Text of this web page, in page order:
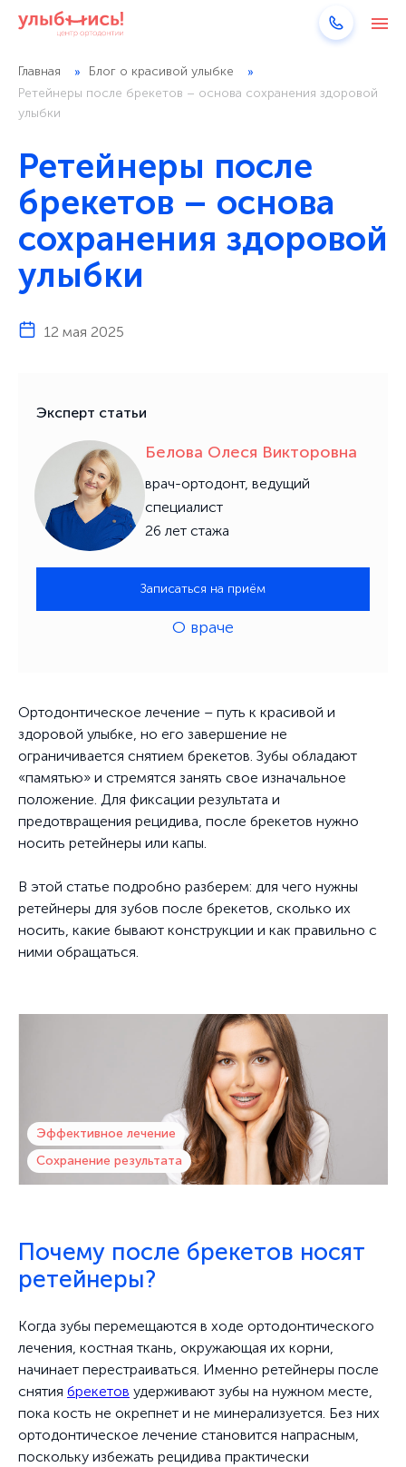
Главная
Блог о красивой улыбке
Ретейнеры после брекетов – основа сохранения здоровой
улыбки
Ретейнеры после
брекетов – основа
сохранения здоровой
улыбки
12 мая 2025
Эксперт статьи
Белова Олеся Викторовна
врач-ортодонт, ведущий
специалист
26 лет стажа
Записаться на приём
О враче
Ортодонтическое лечение – путь к красивой и
здоровой улыбке, но его завершение не
ограничивается снятием брекетов. Зубы обладают
«памятью» и стремятся занять свое изначальное
положение. Для фиксации результата и
предотвращения рецидива, после брекетов нужно
носить ретейнеры или капы.
В этой статье подробно разберем: для чего нужны
ретейнеры для зубов после брекетов, сколько их
носить, какие бывают конструкции и как правильно с
ними обращаться.
Эффективное лечение
Сохранение результата
Почему после брекетов носят
ретейнеры?
Когда зубы перемещаются в ходе ортодонтического
лечения, костная ткань, окружающая их корни,
начинает перестраиваться. Именно ретейнеры после
снятия брекетов удерживают зубы на нужном месте,
пока кость не окрепнет и не минерализуется. Без них
ортодонтическое лечение становится напрасным,
поскольку избежать рецидива практически